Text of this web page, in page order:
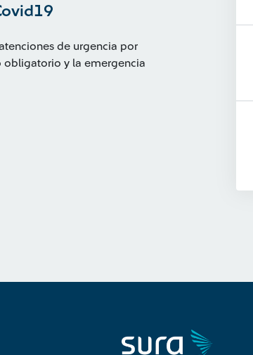
de urgencia por
y la emergencia